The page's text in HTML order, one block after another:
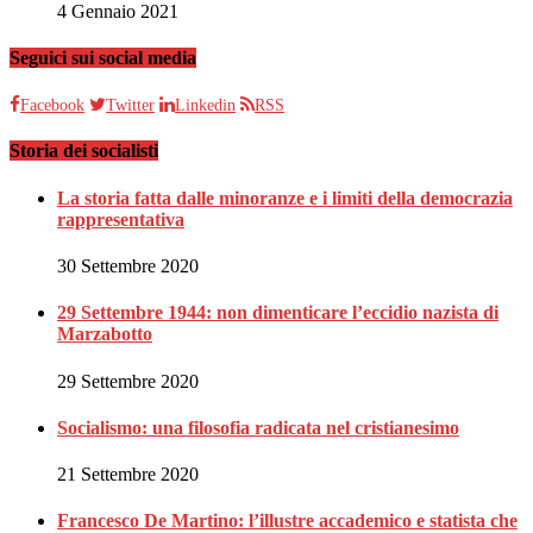
4 Gennaio 2021
Seguici sui social media
Facebook Twitter Linkedin RSS
Storia dei socialisti
La storia fatta dalle minoranze e i limiti della democrazia
rappresentativa
30 Settembre 2020
29 Settembre 1944: non dimenticare l’eccidio nazista di
Marzabotto
29 Settembre 2020
Socialismo: una filosofia radicata nel cristianesimo
21 Settembre 2020
Francesco De Martino: l’illustre accademico e statista che